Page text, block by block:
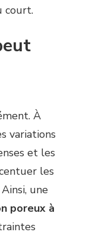
court.
À
variations
et les
les
une
poreux à